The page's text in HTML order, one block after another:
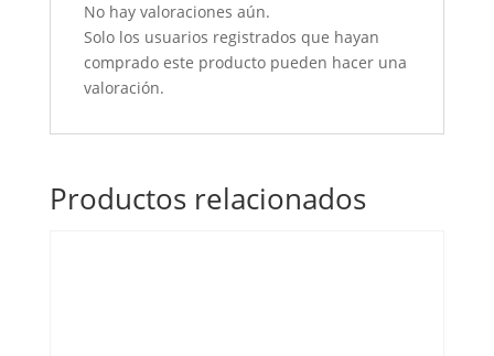
No hay valoraciones aún.
Solo los usuarios registrados que hayan
comprado este producto pueden hacer una
valoración.
Productos relacionados